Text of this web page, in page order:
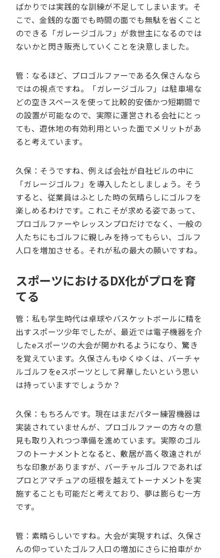
ばかりでは実践的な訓練が不足してしまいます。そ
こで、金銭的な面でも時間の面でも無駄を省くこと
のできる「ガレージゴルフ」が救世主になるのでは
ないかと閃き販売していくことを決意しました。
管：なるほど、プロゴルファーである久保さんなら
ではの視点ですね。「ガレージゴルフ」は駐車場な
どの空きスペースを使って比較的安価かつ短期間で
の設置が可能なので、実際に運営される会社にとっ
ても、遊休地の有効利用といった面でメリットがあ
ると考えています。
久保：そうですね、例えば会社が自社ビルの中に
「ガレージゴルフ」を導入したとしましょう。そう
すると、従業員はふとした時の気晴らしにゴルフを
楽しめるわけです。これこそが求める姿であって、
プロゴルファーやレッスンプロだけでなく、一般の
人たちにもゴルフに親しみを持ってもらい、ゴルフ
人口を増加させる。それが私の最大の願いですね。
スポーツにおけるDX化がプロを育
てる
管：私も学生時代は卓球やバスケットボールに精を
出すスポーツ少年でしたが、最近では電子機器を介
したeスポーツの大会が開かれるようになり、驚き
を覚えています。久保さんもゆくゆくは、バーチャ
ルゴルフをeスポーツとして昇華したいという思い
は持っていますでしょうか？
久保：もちろんです。現在はまだパター練習機器は
実装されていませんが、プロゴルファーの方々の意
見も取り入れつつ準備を進めています。実際のゴル
フのトーナメントとなると、敷居が高く敬遠されが
ちな印象がありますが、バーチャルゴルフであれば
プロとアマチュアの垣根を越えてトーナメントを実
施することも可能だと考えており、夢は膨らむ一方
です。
管：素晴らしいですね。大会が実現すれば、久保さ
んの仰っていたゴルフ人口の増加にさらに拍車がか